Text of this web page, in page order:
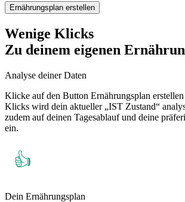
Ernährungsplan erstellen
Wenige Klicks
Zu deinem eigenen
Analyse deiner Daten
Klicke auf den Button Ernährungsplan
Klicks wird dein aktueller „IST Zustand“
zudem auf deinen Tagesablauf und deine
ein.
Dein Ernährungsplan